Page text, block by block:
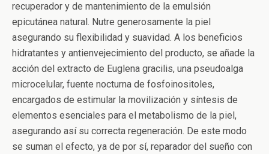
recuperador y de mantenimiento de la emulsión
epicutánea natural. Nutre generosamente la piel
asegurando su flexibilidad y suavidad. A los beneficios
hidratantes y antienvejecimiento del producto, se añade la
acción del extracto de Euglena gracilis, una pseudoalga
microcelular, fuente nocturna de fosfoinositoles,
encargados de estimular la movilización y síntesis de
elementos esenciales para el metabolismo de la piel,
asegurando así su correcta regeneración. De este modo
se suman el efecto, ya de por sí, reparador del sueño con